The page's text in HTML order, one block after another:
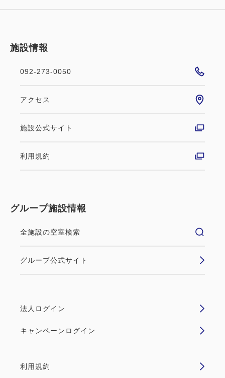
施設情報
092-273-0050
アクセス
施設公式サイト
利用規約
グループ施設情報
全施設の空室検索
グループ公式サイト
法人ログイン
キャンペーンログイン
利用規約